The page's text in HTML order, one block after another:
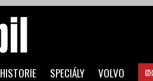
HISTORIE SPECIÁLY VOLVO